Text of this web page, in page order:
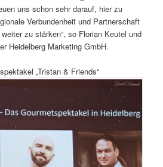
uns schon sehr darauf, hier zu
Verbundenheit und Partnerschaft
zu stärken“, so Florian Keutel und
Heidelberg Marketing GmbH.
„Tristan & Friends“